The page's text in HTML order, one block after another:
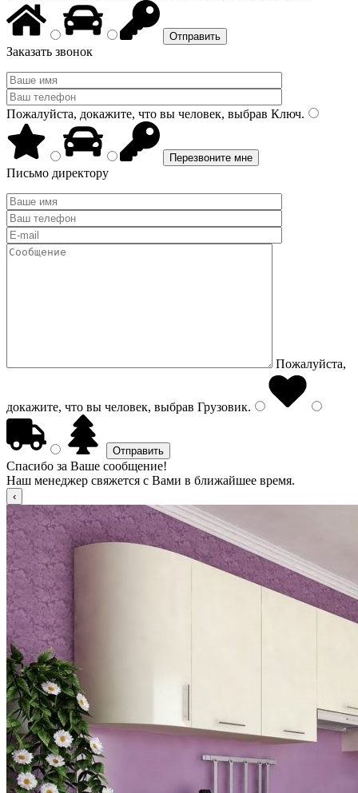
Заказать звонок
Пожалуйста, докажите, что вы человек, выбрав Ключ.
Письмо директору
Пожалуйста,
докажите, что вы человек, выбрав Грузовик.
Спасибо за Ваше сообщение!
Наш менеджер свяжется с Вами в ближайшее время.